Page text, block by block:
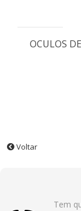
OCULOS
Voltar
Tem